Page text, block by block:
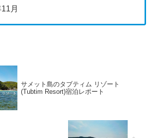
月
サメット島のタブティム リゾート
(Tubtim Resort)宿泊レポート